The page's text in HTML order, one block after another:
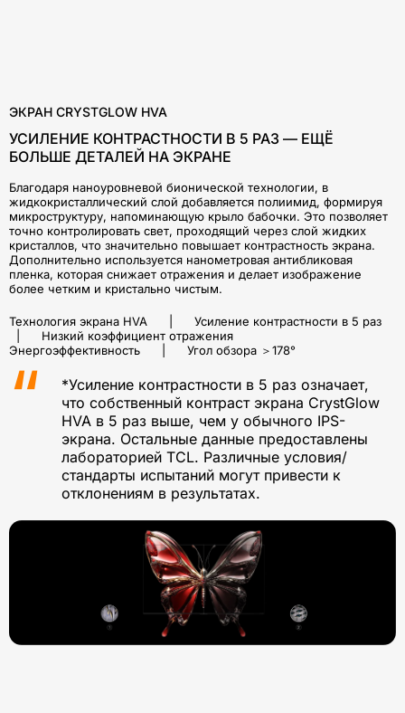
ЭКРАН CRYSTGLOW HVA
УСИЛЕНИЕ КОНТРАСТНОСТИ В 5 РАЗ — ЕЩЁ
БОЛЬШЕ ДЕТАЛЕЙ НА ЭКРАНЕ
Благодаря наноуровневой бионической технологии, в
жидкокристаллический слой добавляется полиимид, формируя
микроструктуру, напоминающую крыло бабочки. Это позволяет
точно контролировать свет, проходящий через слой жидких
кристаллов, что значительно повышает контрастность экрана.
Дополнительно используется нанометровая антибликовая
пленка, которая снижает отражения и делает изображение
более четким и кристально чистым.
Технология экрана HVA | Усиление контрастности в 5 раз
| Низкий коэффициент отражения
Энергоэффективность | Угол обзора ＞178°
*Усиление контрастности в 5 раз означает,
что собственный контраст экрана CrystGlow
HVA в 5 раз выше, чем у обычного IPS-
экрана. Остальные данные предоставлены
лабораторией TCL. Различные условия/
стандарты испытаний могут привести к
отклонениям в результатах.